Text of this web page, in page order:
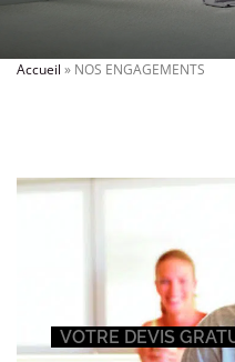
Accueil » NOS ENGAGEMENTS
VOTRE DEVIS